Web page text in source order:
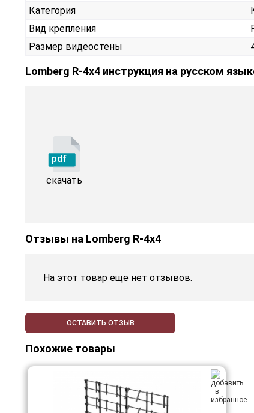
Категория
Вид крепления
Размер видеостены
Lomberg R-4х4 инструкция на русском
pdf
скачать
Отзывы на Lomberg R-4х4
На этот товар еще нет отзывов.
ОСТАВИТЬ ОТЗЫВ
Похожие товары